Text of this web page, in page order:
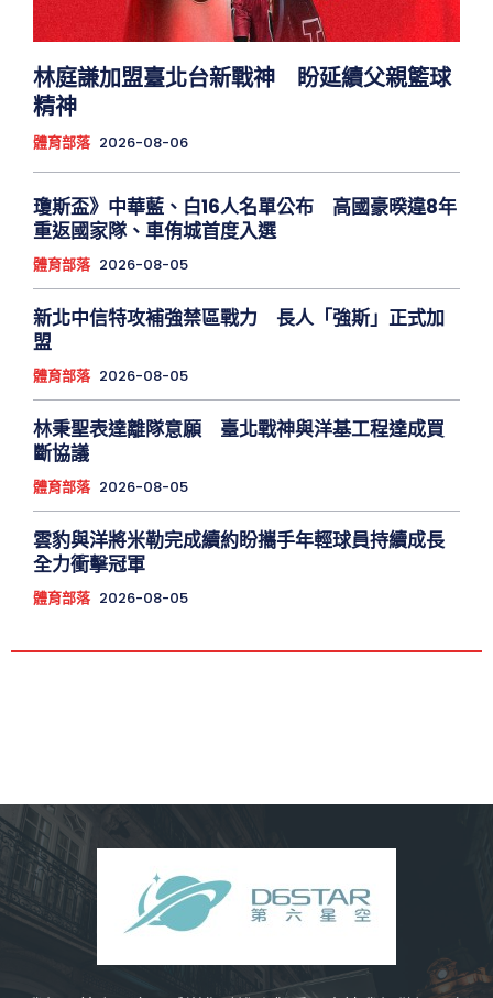
林庭謙加盟臺北台新戰神 盼延續父親籃球
精神
體育部落 2026-08-06
瓊斯盃》中華藍、白16人名單公布 高國豪暌違8年
重返國家隊、車侑城首度入選
體育部落 2026-08-05
新北中信特攻補強禁區戰力 長人「強斯」正式加
盟
體育部落 2026-08-05
林秉聖表達離隊意願 臺北戰神與洋基工程達成買
斷協議
體育部落 2026-08-05
雲豹與洋將米勒完成續約盼攜手年輕球員持續成長
全力衝擊冠軍
體育部落 2026-08-05